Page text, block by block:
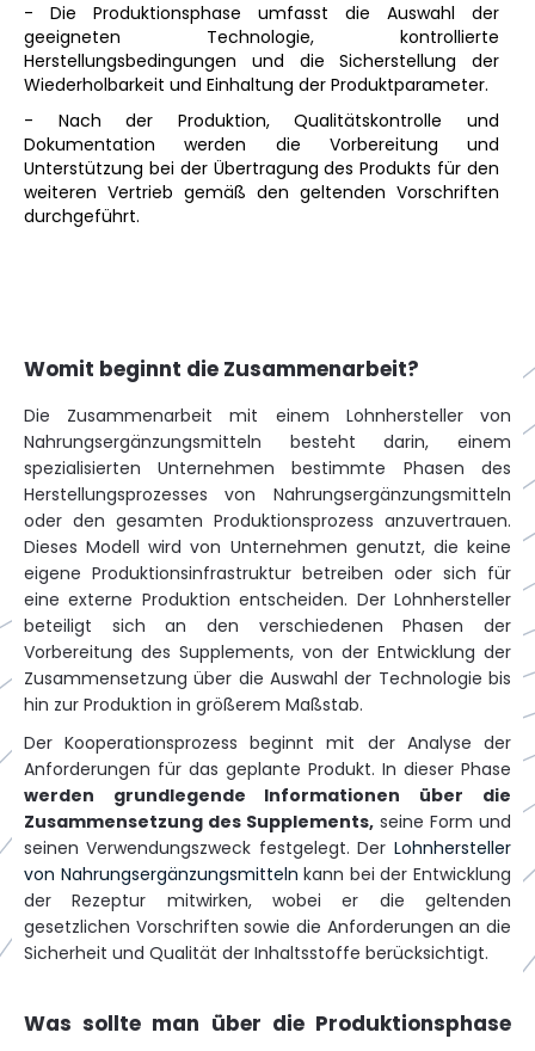
- Die Produktionsphase umfasst die Auswahl der
geeigneten Technologie, kontrollierte
Herstellungsbedingungen und die Sicherstellung der
Wiederholbarkeit und Einhaltung der Produktparameter.
- Nach der Produktion, Qualitätskontrolle und
Dokumentation werden die Vorbereitung und
Unterstützung bei der Übertragung des Produkts für den
weiteren Vertrieb gemäß den geltenden Vorschriften
durchgeführt.
Womit beginnt die Zusammenarbeit?
Die Zusammenarbeit mit einem Lohnhersteller von
Nahrungsergänzungsmitteln besteht darin, einem
spezialisierten Unternehmen bestimmte Phasen des
Herstellungsprozesses von Nahrungsergänzungsmitteln
oder den gesamten Produktionsprozess anzuvertrauen.
Dieses Modell wird von Unternehmen genutzt, die keine
eigene Produktionsinfrastruktur betreiben oder sich für
eine externe Produktion entscheiden. Der Lohnhersteller
beteiligt sich an den verschiedenen Phasen der
Vorbereitung des Supplements, von der Entwicklung der
Zusammensetzung über die Auswahl der Technologie bis
hin zur Produktion in größerem Maßstab.
Der Kooperationsprozess beginnt mit der Analyse der
Anforderungen für das geplante Produkt. In dieser Phase
werden grundlegende Informationen über die
Zusammensetzung des Supplements, seine Form und
seinen Verwendungszweck festgelegt. Der Lohnhersteller
von Nahrungsergänzungsmitteln kann bei der Entwicklung
der Rezeptur mitwirken, wobei er die geltenden
gesetzlichen Vorschriften sowie die Anforderungen an die
Sicherheit und Qualität der Inhaltsstoffe berücksichtigt.
Was sollte man über die Produktionsphase